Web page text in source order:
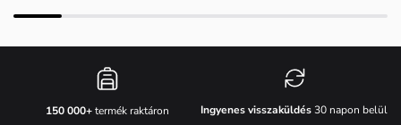
150 000+termék raktáron Ingyenes visszaküldés30 napon belül